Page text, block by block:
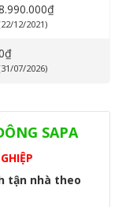
₫
12/2021)
₫
07/2026)
SAPA
tận nhà theo